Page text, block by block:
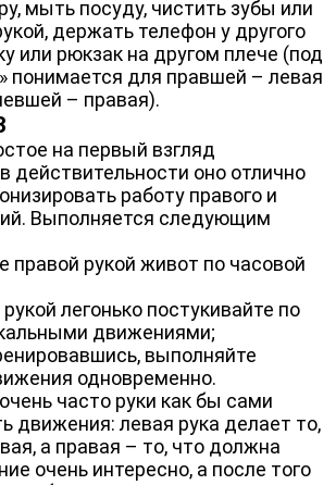
мыть посуду, чистить зубы или
держать телефон у другого
или рюкзак на другом плече (под
понимается для правшей – левая
– правая).
на первый взгляд
действительности оно отлично
работу правого и
Выполняется следующим
правой рукой живот по часовой
легонько постукивайте по
движениями;
выполняйте
одновременно.
часто руки как бы сами
движения: левая рука делает то,
а правая – то, что должна
очень интересно, а после того